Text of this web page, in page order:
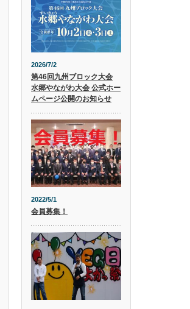
2026/7/2
第46回九州ブロック大会
水郷やながわ大会 公式ホー
ムページ公開のお知らせ
2022/5/1
会員募集！